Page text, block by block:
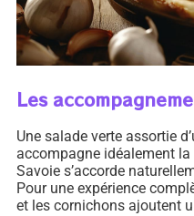
Les
Une salade verte assortie
accompagne idéalement
Savoie s’accorde
Pour une expérience
et les cornichons ajoutent